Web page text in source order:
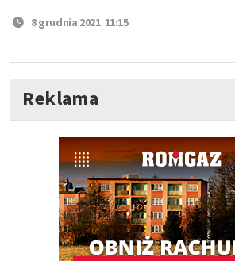
8 grudnia 2021 11:15
Reklama